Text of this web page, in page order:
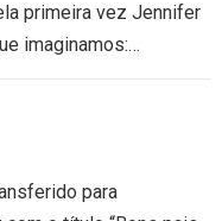
primeira vez Jennifer
imaginamos:
para